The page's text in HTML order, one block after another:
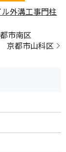
ル外溝工事門柱
市南区
京都市山科区